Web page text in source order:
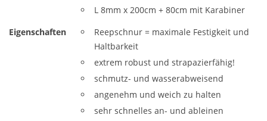
L 8mm x 200cm + 80cm mit Karabiner
Eigenschaften
Reepschnur = maximale Festigkeit und
Haltbarkeit
extrem robust und strapazierfähig!
schmutz- und wasserabweisend
angenehm und weich zu halten
sehr schnelles an- und ableinen